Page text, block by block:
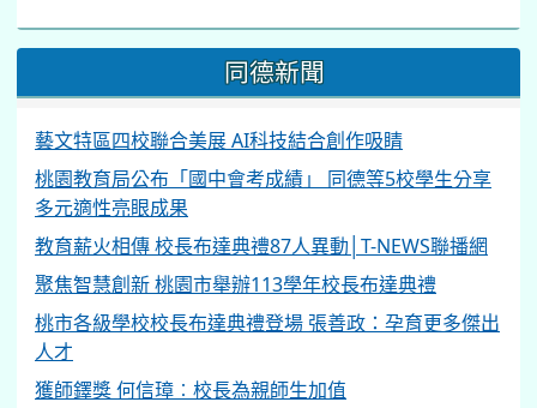
同德新聞
藝文特區四校聯合美展 AI科技結合創作吸睛
桃園教育局公布「國中會考成績」 同德等5校學生分享
多元適性亮眼成果
教育薪火相傳 校長布達典禮87人異動│T-NEWS聯播網
聚焦智慧創新 桃園市舉辦113學年校長布達典禮
桃市各級學校校長布達典禮登場 張善政：孕育更多傑出
人才
獲師鐸獎 何信璋︰校長為親師生加值